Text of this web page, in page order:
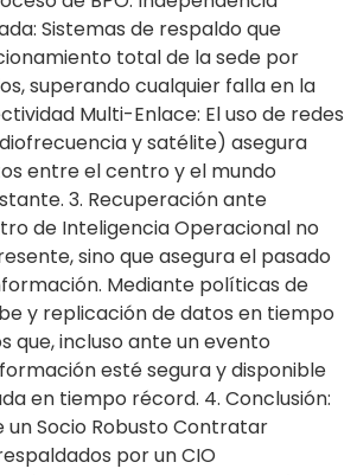
Sistemas de respaldo que
total de la sede por
superando cualquier falla en la
Multi-Enlace: El uso de redes
y satélite) asegura
entre el centro y el mundo
3. Recuperación ante
de Inteligencia Operacional no
sino que asegura el pasado
Mediante políticas de
y replicación de datos en tiempo
que, incluso ante un evento
esté segura y disponible
en tiempo récord. 4. Conclusión:
un Socio Robusto Contratar
por un CIO